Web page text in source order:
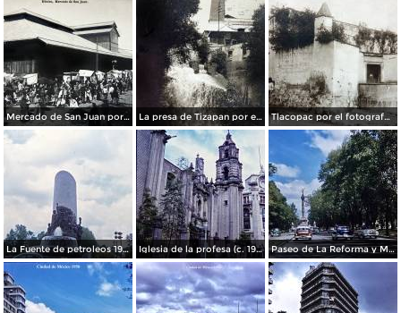
Mercado de San Juan por el fotografo Felix Miret La presa de Tizapan por el fotografo Fernando Kososky. ( Circulada el 22 de Diembre de 1910 ). Tlacopac por el fotografo Hugo Brehme.
La Fuente de petroleos 1950. Iglesia de la profesa (c. 1950) Paseo de La Reforma y Mto a La Independencia 1950